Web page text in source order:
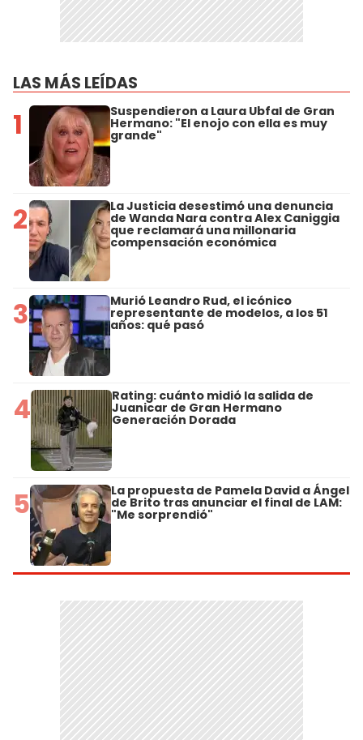
LAS MÁS LEÍDAS
1 Suspendieron a Laura Ubfal de Gran
Hermano: "El enojo con ella es muy
grande"
2 La Justicia desestimó una denuncia
de Wanda Nara contra Alex Caniggia
que reclamará una millonaria
compensación económica
3 Murió Leandro Rud, el icónico
representante de modelos, a los 51
años: qué pasó
4 Rating: cuánto midió la salida de
Juanicar de Gran Hermano
Generación Dorada
5 La propuesta de Pamela David a Ángel
de Brito tras anunciar el final de LAM:
"Me sorprendió"